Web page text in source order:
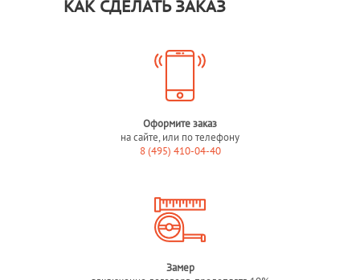
КАК СДЕЛАТЬ ЗАКАЗ
Оформите заказ
на сайте, или по телефону
8 (495) 410-04-40
Замер